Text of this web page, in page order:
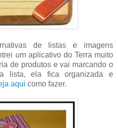
de listas e imagens
um aplicativo do Terra muito
de produtos e vai marcando o
lista, ela fica organizada e
aqui como fazer.